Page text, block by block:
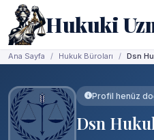
Hukuki
Ana Sayfa Hukuk Büroları Dsn
Profil henüz
Dsn